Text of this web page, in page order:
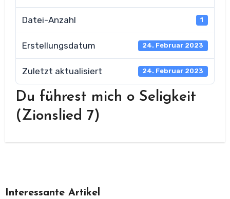
Datei-Anzahl 1
Erstellungsdatum 24. Februar 2023
Zuletzt aktualisiert 24. Februar 2023
Du führest mich o Seligkeit
(Zionslied 7)
Interessante Artikel